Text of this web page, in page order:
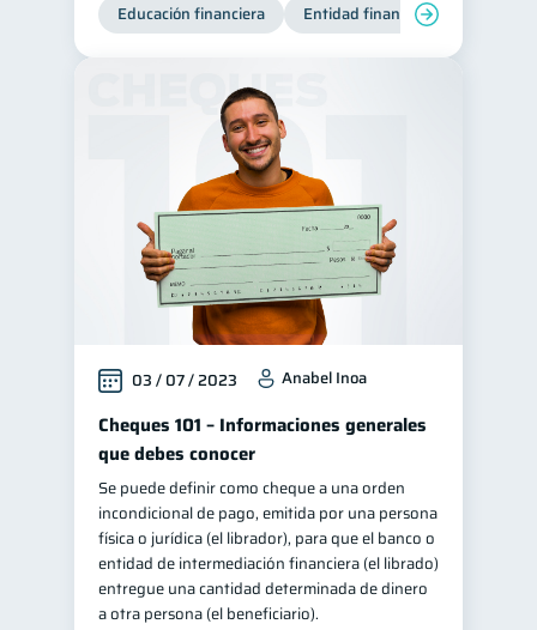
Educación financiera Entidad financiera
03 / 07 / 2023 Anabel Inoa
Cheques 101 – Informaciones generales
que debes conocer
Se puede definir como cheque a una orden
incondicional de pago, emitida por una persona
física o jurídica (el librador), para que el banco o
entidad de intermediación financiera (el librado)
entregue una cantidad determinada de dinero
a otra persona (el beneficiario).